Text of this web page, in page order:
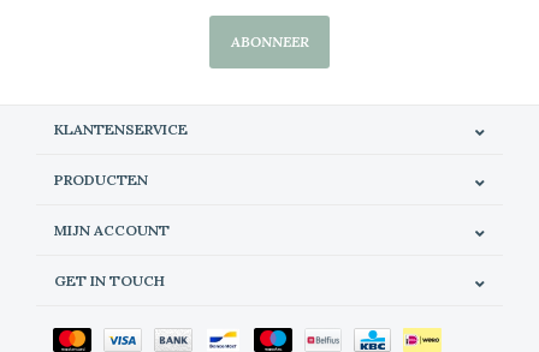
ABONNEER
KLANTENSERVICE
PRODUCTEN
MIJN ACCOUNT
GET IN TOUCH